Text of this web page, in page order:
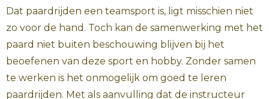
Dat paardrijden een teamsport is, ligt misschien niet
zo voor de hand. Toch kan de samenwerking met het
paard niet buiten beschouwing blijven bij het
beoefenen van deze sport en hobby. Zonder samen
te werken is het onmogelijk om goed te leren
paardrijden. Met als aanvulling dat de instructeur